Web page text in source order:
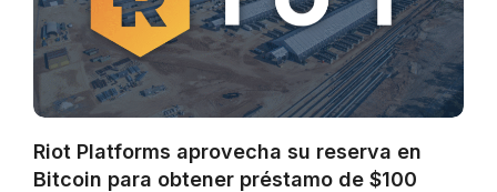
Riot Platforms aprovecha su reserva en
Bitcoin para obtener préstamo de $100